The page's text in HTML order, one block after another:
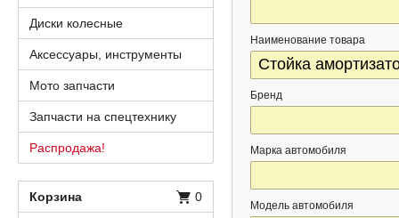
Наименование товара
Бренд
Марка автомобиля
Модель автомобиля
Диски колесные
Аксессуары, инструменты
Мото запчасти
Запчасти на спецтехнику
Распродажа!
Корзина 0